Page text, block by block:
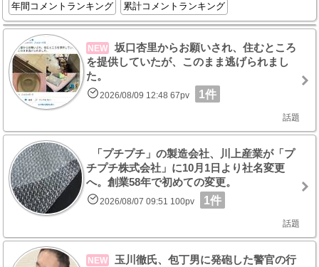
年間コメントランキング
累計コメントランキング
NEW
坂口杏里からお願いされ、住むところ
を提供していたが、このまま逃げられまし
た。
2026/08/09 12:48 67pv 1件
話題
「プチプチ」の製造会社、川上産業が「プ
チプチ株式会社」に10月1日より社名変更
へ。創業58年で初めての変更。
2026/08/07 09:51 100pv 1件
話題
NEW
玉川徹氏、包丁男に発砲した警官の行